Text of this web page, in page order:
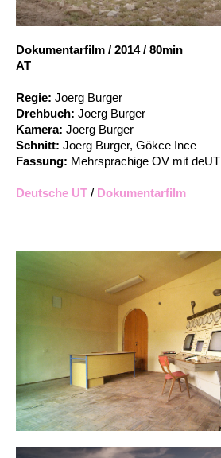
Account
Dokumentarfilm / 2014 / 80min
AT
Regie: Joerg Burger
Drehbuch: Joerg Burger
Kamera: Joerg Burger
Schnitt: Joerg Burger, Gökce Ince
Fassung: Mehrsprachige OV mit deUT
Deutsche UT / Dokumentarfilm